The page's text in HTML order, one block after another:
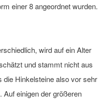
einer 8 angeordnet wurden.
wird auf ein Alter
und stammt nicht aus
die Hinkelsteine also vor sehr
Auf einigen der größeren